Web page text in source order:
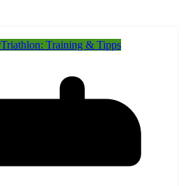
Triathlon: Training & Tipps